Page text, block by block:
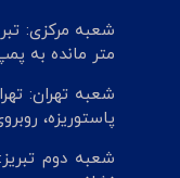
متر مانده به
شعبه تهران:
پاستوریزه،
شعبه دوم